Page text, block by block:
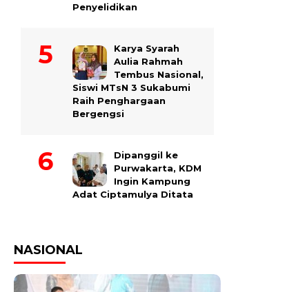
Penyelidikan
Karya Syarah
Aulia Rahmah
Tembus Nasional,
Siswi MTsN 3 Sukabumi
Raih Penghargaan
Bergengsi
Dipanggil ke
Purwakarta, KDM
Ingin Kampung
Adat Ciptamulya Ditata
NASIONAL